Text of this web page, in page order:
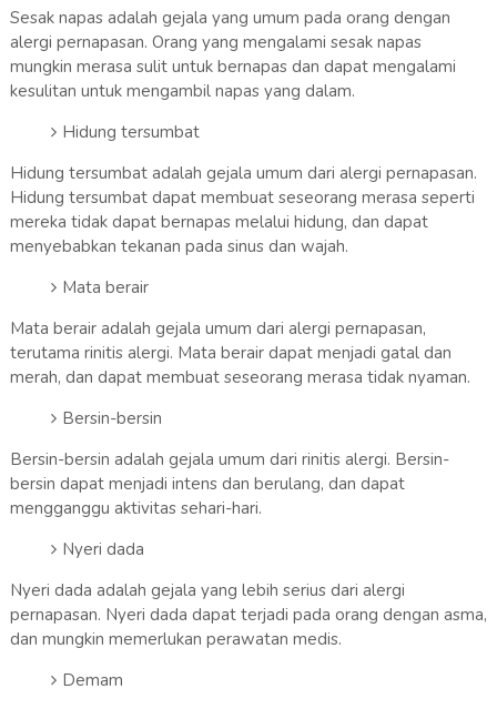
Sesak napas adalah gejala yang umum pada orang dengan
alergi pernapasan. Orang yang mengalami sesak napas
mungkin merasa sulit untuk bernapas dan dapat mengalami
kesulitan untuk mengambil napas yang dalam.
Hidung tersumbat
Hidung tersumbat adalah gejala umum dari alergi pernapasan.
Hidung tersumbat dapat membuat seseorang merasa seperti
mereka tidak dapat bernapas melalui hidung, dan dapat
menyebabkan tekanan pada sinus dan wajah.
Mata berair
Mata berair adalah gejala umum dari alergi pernapasan,
terutama rinitis alergi. Mata berair dapat menjadi gatal dan
merah, dan dapat membuat seseorang merasa tidak nyaman.
Bersin-bersin
Bersin-bersin adalah gejala umum dari rinitis alergi. Bersin-
bersin dapat menjadi intens dan berulang, dan dapat
mengganggu aktivitas sehari-hari.
Nyeri dada
Nyeri dada adalah gejala yang lebih serius dari alergi
pernapasan. Nyeri dada dapat terjadi pada orang dengan asma,
dan mungkin memerlukan perawatan medis.
Demam